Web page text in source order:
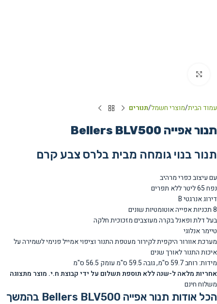
עמוד הבית מוצרי חשמל תנורים
תנור אפייה Bellers BLV500
תנור בנוי גומחה מבית בלרס צבע קרם
עם עיצוב כפרי מרהיב
נפח65ליטר ללא תפרים
דירוג אנרגטי B
8 תכניות אפייה אוטומטיות שונים
בעל דלת ופאנל בקרה מעוצבים מזכוכית חלקה
טיימר אנלוגי
מערכת אוורור היקפית לקירור מעטפת התנור וציפוי אמייל פנימי לשמירה על
איכות התנור לאורך שנים
מידות: רוחב59.7 ס"מ, גובה59.5 ס"מ עומק 56.5 ס"מ
אחריות מלאה ל-שנהללא תוספת תשלום על ידי קבוצת ח.י. מוצר מתצוגה
משלוח חינם
הכל אודות תנור אפייה Bellers BLV500 בהמשך